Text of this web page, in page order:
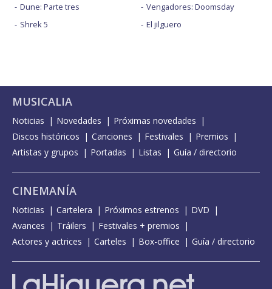
Dune: Parte tres
Shrek 5
Vengadores: Doomsday
El jilguero
MUSICALIA
Noticias Novedades
Próximas novedades
Discos históricos
Canciones Festivales
Premios
Artistas y grupos
Portadas Listas Guía / directorio
CINEMANÍA
Noticias Cartelera Próximos estrenos
DVD
Avances
Tráilers
Festivales + premios
Actores y actrices
Carteles Box-office Guía / directorio